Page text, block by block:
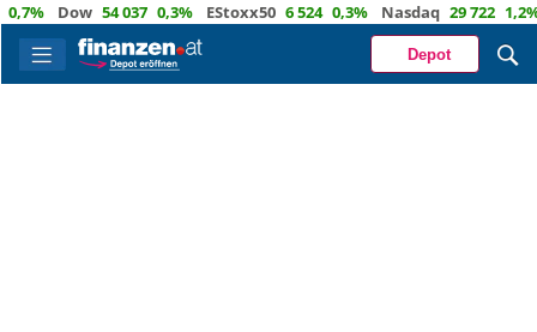
Dow 54 037 0,3% EStoxx50 6 524 0,3% Nasdaq 29 722 1,2%
Depot